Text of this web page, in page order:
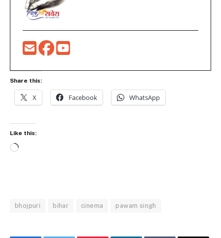
Share this:
X Facebook WhatsApp
Like this:
Loading…
bhojpuri bihar cinema pawam singh